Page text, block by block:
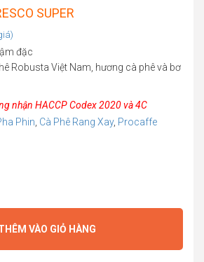
SUPER
đặc
Robusta Việt Nam, hương cà phê và bơ
nhận HACCP Codex 2020 và 4C
Phin Cà Phê Rang Xay, Procaffe
VÀO GIỎ HÀNG